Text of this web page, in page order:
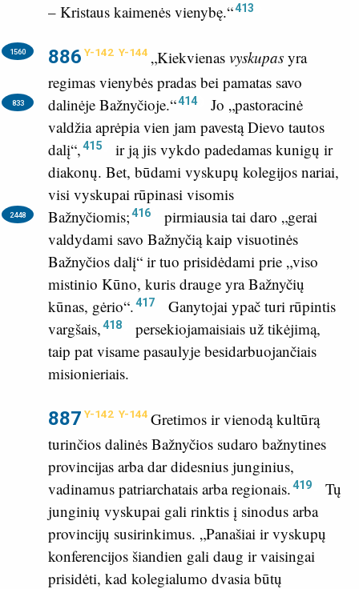
– Kristaus kaimenės vienybę.“413
886 Y-142 Y-144
1560 „Kiekvienas vyskupas yra
regimas vienybės pradas bei pamatas savo
dalinėje Bažnyčioje.“414
833
Jo „pastoracinė
valdžia aprėpia vien jam pavestą Dievo tautos
dalį“,415
ir ją jis vykdo padedamas kunigų ir
diakonų. Bet, būdami vyskupų kolegijos nariai,
visi vyskupai rūpinasi visomis
Bažnyčiomis;416
2448
pirmiausia tai daro „gerai
valdydami savo Bažnyčią kaip visuotinės
Bažnyčios dalį“ ir tuo prisidėdami prie „viso
mistinio Kūno, kuris drauge yra Bažnyčių
kūnas, gėrio“.417
Ganytojai ypač turi rūpintis
vargšais,418
persekiojamaisiais už tikėjimą,
taip pat visame pasaulyje besidarbuojančiais
misionieriais.
887 Y-142 Y-144 Gretimos ir vienodą kultūrą
turinčios dalinės Bažnyčios sudaro bažnytines
provincijas arba dar didesnius junginius,
vadinamus patriarchatais arba regionais.419
Tų
junginių vyskupai gali rinktis į sinodus arba
provincijų susirinkimus. „Panašiai ir vyskupų
konferencijos šiandien gali daug ir vaisingai
prisidėti, kad kolegialumo dvasia būtų